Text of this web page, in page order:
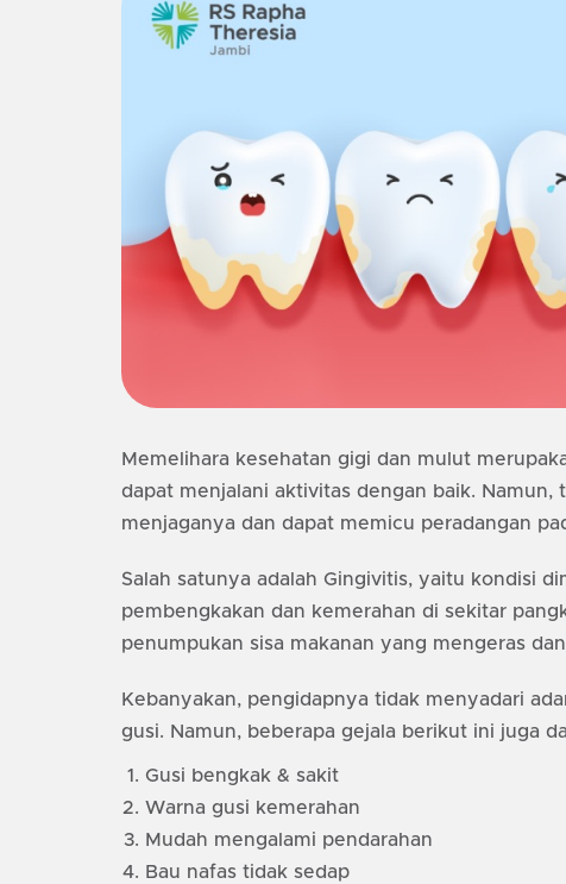
Memelihara kesehatan gigi dan mulut
dapat menjalani aktivitas dengan baik. Namun,
menjaganya dan dapat memicu peradangan
Salah satunya adalah Gingivitis, yaitu kondisi
pembengkakan dan kemerahan di sekitar
penumpukan sisa makanan yang mengeras
Kebanyakan, pengidapnya tidak menyadari
gusi. Namun, beberapa gejala berikut ini juga
Gusi bengkak & sakit
Warna gusi kemerahan
Mudah mengalami pendarahan
Bau nafas tidak sedap